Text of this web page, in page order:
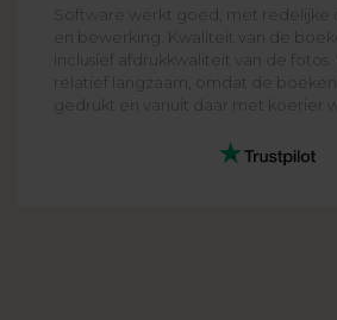
Software werkt goed, met redelijke
en bewerking. Kwaliteit van de
inclusief afdrukkwaliteit van de fotos.
relatief langzaam, omdat de boeken
gedrukt en vanuit daar met koerier